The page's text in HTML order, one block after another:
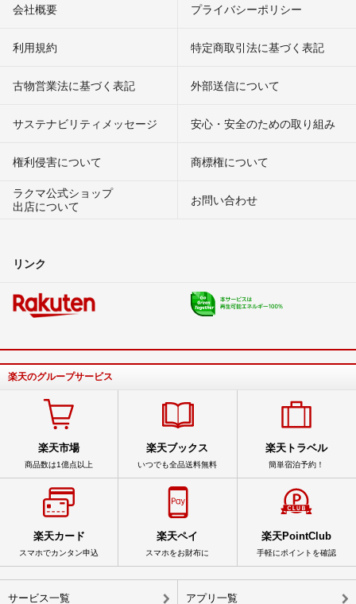
会社概要 プライバシーポリシー
利用規約 特定商取引法に基づく表記
古物営業法に基づく表記 外部送信について
サステナビリティメッセージ 安心・安全のための取り組み
権利侵害について
商標権について
ラクマ公式ショップ
出店について
お問い合わせ
リンク
楽天のグループサービス
楽天市場
商品数は1億点以上
楽天ブックス
いつでも全品送料無料
楽天トラベル
簡単宿泊予約！
楽天カード
スマホでカンタン申込
楽天ペイ
スマホをお財布に
楽天PointClub
手軽にポイントを確認
サービス一覧 アプリ一覧